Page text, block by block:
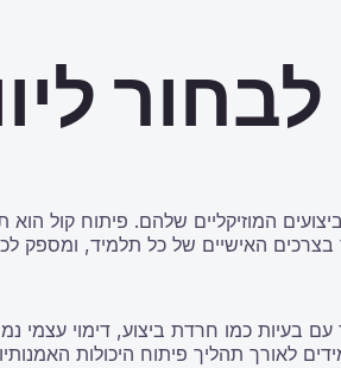
המוזיקליים שלהם. פיתוח קול
האישיים של כל תלמיד, ומספק
בעיות כמו חרדת ביצוע, דימוי עצמי
לאורך תהליך פיתוח היכולות